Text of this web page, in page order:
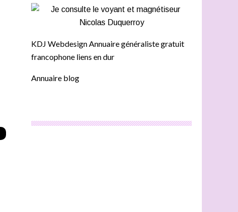
KDJ Webdesign Annuaire généraliste gratuit
francophone liens en dur
Annuaire blog